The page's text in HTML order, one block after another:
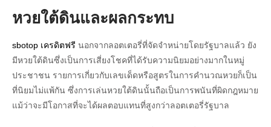
หวยใต้ดินและผลกระทบ
sbotop เครดิตฟรี นอกจากลอตเตอรี่ที่จัดจำหน่ายโดยรัฐบาลแล้ว ยัง
มีหวยใต้ดินซึ่งเป็นการเสี่ยงโชคที่ได้รับความนิยมอย่างมากในหมู่
ประชาชน รายการเกี่ยวกับเลขเด็ดหรือสูตรในการคำนวณหวยก็เป็น
ที่นิยมไม่แพ้กัน ซึ่งการเล่นหวยใต้ดินนั้นถือเป็นการพนันที่ผิดกฎหมาย
แม้ว่าจะมีโอกาสที่จะได้ผลตอบแทนที่สูงกว่าลอตเตอรี่รัฐบาล